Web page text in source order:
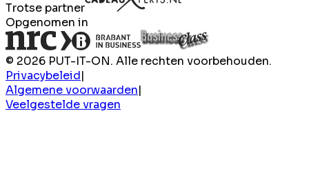
Trotse partner
Opgenomen in
© 2026 PUT-IT-ON. Alle rechten voorbehouden.
Privacybeleid|
Algemene voorwaarden|
Veelgestelde vragen